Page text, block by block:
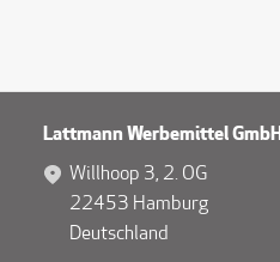
Lattmann Werbemittel GmbH
Willhoop 3, 2. OG
22453 Hamburg
Deutschland